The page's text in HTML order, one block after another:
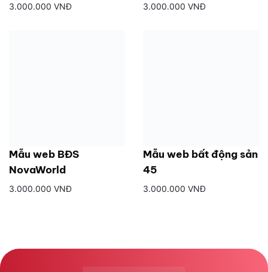
3.000.000 VNĐ 3.000.000 VNĐ
Mẫu web BĐS
NovaWorld
3.000.000 VNĐ
Mẫu web bất động sản
45
3.000.000 VNĐ